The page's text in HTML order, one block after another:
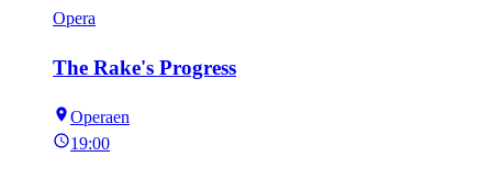
Opera
The Rake's Progress
Operaen
19:00